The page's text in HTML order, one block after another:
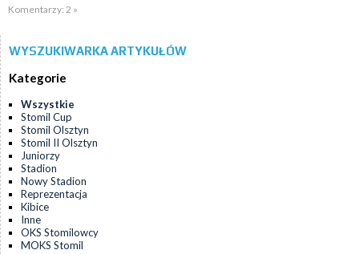
Komentarzy: 2 »
WYSZUKIWARKA ARTYKUŁÓW
Kategorie
Wszystkie
Stomil Cup
Stomil Olsztyn
Stomil II Olsztyn
Juniorzy
Stadion
Nowy Stadion
Reprezentacja
Kibice
Inne
OKS Stomilowcy
MOKS Stomil